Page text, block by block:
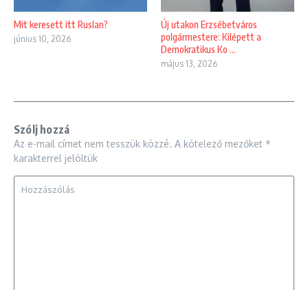
Mit keresett itt Ruslan?
június 10, 2026
Új utakon Erzsébetváros
polgármestere: Kilépett a
Demokratikus Ko ...
május 13, 2026
Szólj hozzá
Az e-mail címet nem tesszük közzé. A kötelező mezőket *
karakterrel jelöltük